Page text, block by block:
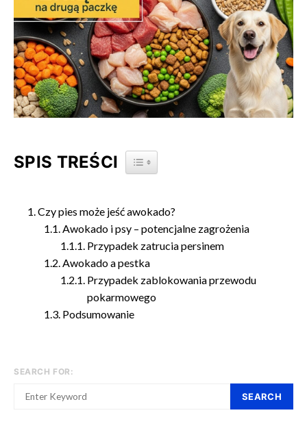
SPIS TREŚCI TOGGLE TABLE OF CONTENT
Czy pies może jeść awokado?
Awokado i psy – potencjalne zagrożenia
Przypadek zatrucia persinem
Awokado a pestka
Przypadek zablokowania przewodu
pokarmowego
Podsumowanie
SEARCH FOR:
SEARCH